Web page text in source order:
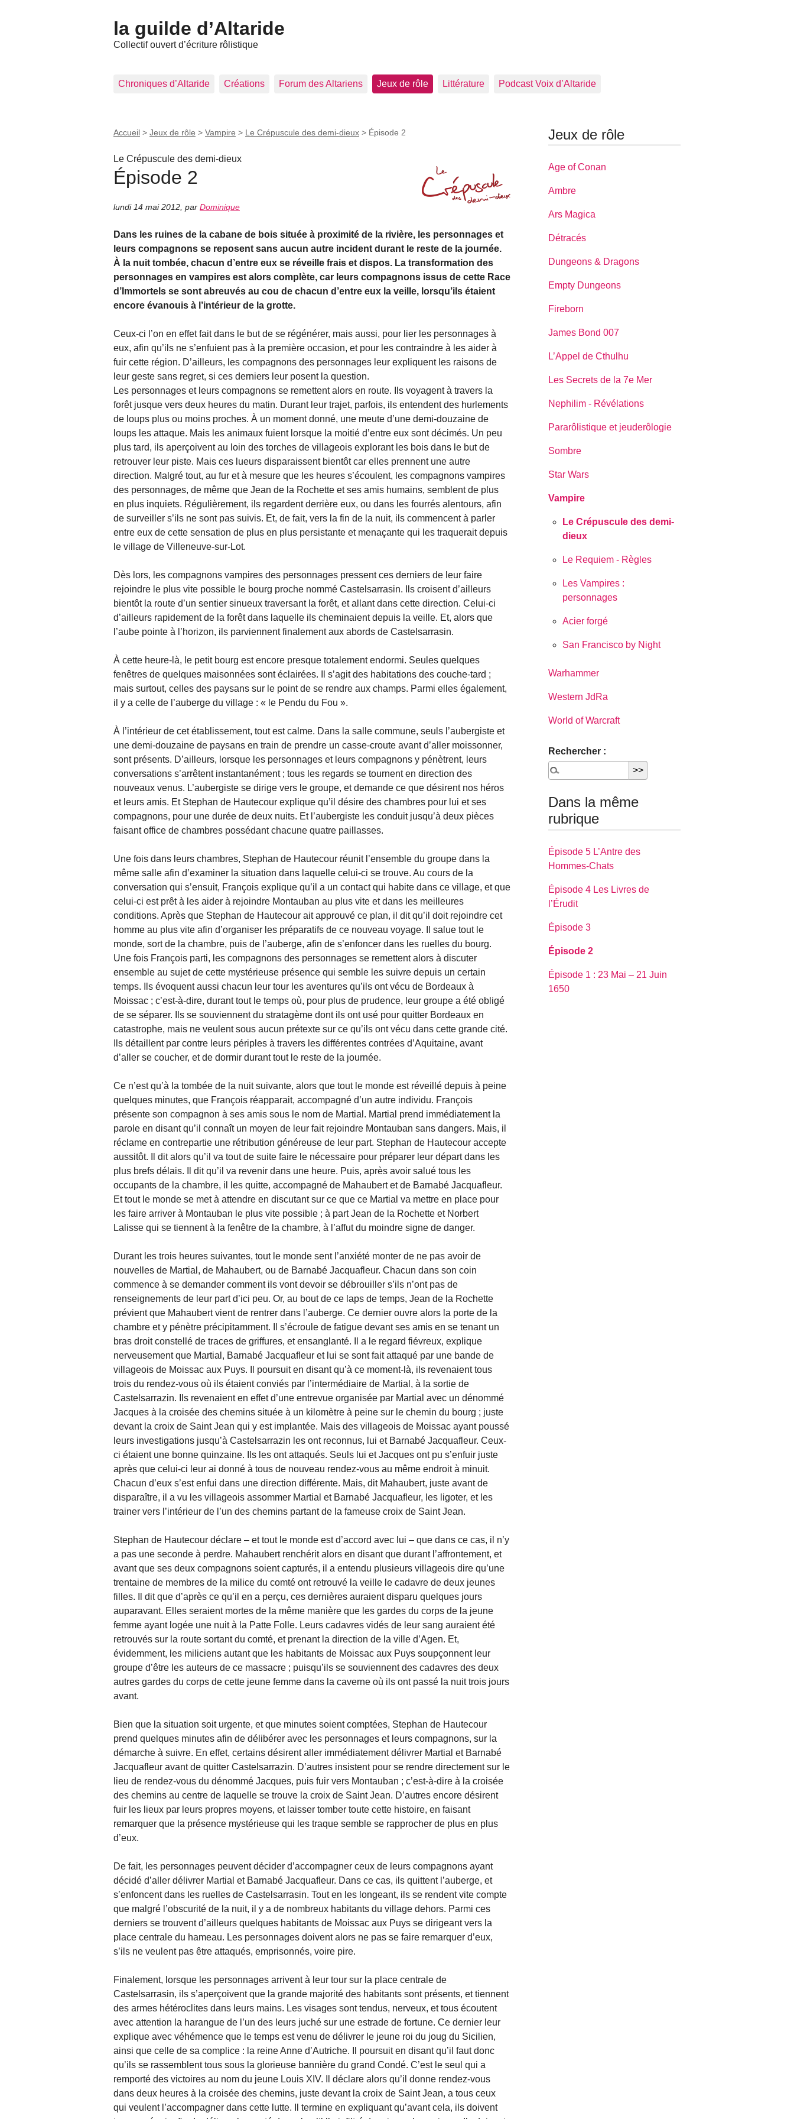
la guilde d’Altaride
Collectif ouvert d’écriture rôlistique
Chroniques d’Altaride Créations Forum des Altariens Jeux de rôle Littérature Podcast Voix d’Altaride
Accueil > Jeux de rôle > Vampire > Le Crépuscule des demi-dieux > Épisode 2
Le Crépuscule des demi-dieux
Épisode 2
lundi 14 mai 2012 par Dominique
Dans les ruines de la cabane de bois située à proximité de la rivière, les personnages et
leurs compagnons se reposent sans aucun autre incident durant le reste de la journée.
À la nuit tombée, chacun d’entre eux se réveille frais et dispos. La transformation des
personnages en vampires est alors complète, car leurs compagnons issus de cette Race
d’Immortels se sont abreuvés au cou de chacun d’entre eux la veille, lorsqu’ils étaient
encore évanouis à l’intérieur de la grotte.
Ceux-ci l’on en effet fait dans le but de se régénérer, mais aussi, pour lier les personnages à
eux, afin qu’ils ne s’enfuient pas à la première occasion, et pour les contraindre à les aider à
fuir cette région. D’ailleurs, les compagnons des personnages leur expliquent les raisons de
leur geste sans regret, si ces derniers leur posent la question.
Les personnages et leurs compagnons se remettent alors en route. Ils voyagent à travers la
forêt jusque vers deux heures du matin. Durant leur trajet, parfois, ils entendent des hurlements
de loups plus ou moins proches. À un moment donné, une meute d’une demi-douzaine de
loups les attaque. Mais les animaux fuient lorsque la moitié d’entre eux sont décimés. Un peu
plus tard, ils aperçoivent au loin des torches de villageois explorant les bois dans le but de
retrouver leur piste. Mais ces lueurs disparaissent bientôt car elles prennent une autre
direction. Malgré tout, au fur et à mesure que les heures s’écoulent, les compagnons vampires
des personnages, de même que Jean de la Rochette et ses amis humains, semblent de plus
en plus inquiets. Régulièrement, ils regardent derrière eux, ou dans les fourrés alentours, afin
de surveiller s’ils ne sont pas suivis. Et, de fait, vers la fin de la nuit, ils commencent à parler
entre eux de cette sensation de plus en plus persistante et menaçante qui les traquerait depuis
le village de Villeneuve-sur-Lot.
Dès lors, les compagnons vampires des personnages pressent ces derniers de leur faire
rejoindre le plus vite possible le bourg proche nommé Castelsarrasin. Ils croisent d’ailleurs
bientôt la route d’un sentier sinueux traversant la forêt, et allant dans cette direction. Celui-ci
d’ailleurs rapidement de la forêt dans laquelle ils cheminaient depuis la veille. Et, alors que
l’aube pointe à l’horizon, ils parviennent finalement aux abords de Castelsarrasin.
À cette heure-là, le petit bourg est encore presque totalement endormi. Seules quelques
fenêtres de quelques maisonnées sont éclairées. Il s’agit des habitations des couche-tard ;
mais surtout, celles des paysans sur le point de se rendre aux champs. Parmi elles également,
il y a celle de l’auberge du village : « le Pendu du Fou ».
À l’intérieur de cet établissement, tout est calme. Dans la salle commune, seuls l’aubergiste et
une demi-douzaine de paysans en train de prendre un casse-croute avant d’aller moissonner,
sont présents. D’ailleurs, lorsque les personnages et leurs compagnons y pénètrent, leurs
conversations s’arrêtent instantanément ; tous les regards se tournent en direction des
nouveaux venus. L’aubergiste se dirige vers le groupe, et demande ce que désirent nos héros
et leurs amis. Et Stephan de Hautecour explique qu’il désire des chambres pour lui et ses
compagnons, pour une durée de deux nuits. Et l’aubergiste les conduit jusqu’à deux pièces
faisant office de chambres possédant chacune quatre paillasses.
Une fois dans leurs chambres, Stephan de Hautecour réunit l’ensemble du groupe dans la
même salle afin d’examiner la situation dans laquelle celui-ci se trouve. Au cours de la
conversation qui s’ensuit, François explique qu’il a un contact qui habite dans ce village, et que
celui-ci est prêt à les aider à rejoindre Montauban au plus vite et dans les meilleures
conditions. Après que Stephan de Hautecour ait approuvé ce plan, il dit qu’il doit rejoindre cet
homme au plus vite afin d’organiser les préparatifs de ce nouveau voyage. Il salue tout le
monde, sort de la chambre, puis de l’auberge, afin de s’enfoncer dans les ruelles du bourg.
Une fois François parti, les compagnons des personnages se remettent alors à discuter
ensemble au sujet de cette mystérieuse présence qui semble les suivre depuis un certain
temps. Ils évoquent aussi chacun leur tour les aventures qu’ils ont vécu de Bordeaux à
Moissac ; c’est-à-dire, durant tout le temps où, pour plus de prudence, leur groupe a été obligé
de se séparer. Ils se souviennent du stratagème dont ils ont usé pour quitter Bordeaux en
catastrophe, mais ne veulent sous aucun prétexte sur ce qu’ils ont vécu dans cette grande cité.
Ils détaillent par contre leurs périples à travers les différentes contrées d’Aquitaine, avant
d’aller se coucher, et de dormir durant tout le reste de la journée.
Ce n’est qu’à la tombée de la nuit suivante, alors que tout le monde est réveillé depuis à peine
quelques minutes, que François réapparait, accompagné d’un autre individu. François
présente son compagnon à ses amis sous le nom de Martial. Martial prend immédiatement la
parole en disant qu’il connaît un moyen de leur fait rejoindre Montauban sans dangers. Mais, il
réclame en contrepartie une rétribution généreuse de leur part. Stephan de Hautecour accepte
aussitôt. Il dit alors qu’il va tout de suite faire le nécessaire pour préparer leur départ dans les
plus brefs délais. Il dit qu’il va revenir dans une heure. Puis, après avoir salué tous les
occupants de la chambre, il les quitte, accompagné de Mahaubert et de Barnabé Jacquafleur.
Et tout le monde se met à attendre en discutant sur ce que ce Martial va mettre en place pour
les faire arriver à Montauban le plus vite possible ; à part Jean de la Rochette et Norbert
Lalisse qui se tiennent à la fenêtre de la chambre, à l’affut du moindre signe de danger.
Durant les trois heures suivantes, tout le monde sent l’anxiété monter de ne pas avoir de
nouvelles de Martial, de Mahaubert, ou de Barnabé Jacquafleur. Chacun dans son coin
commence à se demander comment ils vont devoir se débrouiller s’ils n’ont pas de
renseignements de leur part d’ici peu. Or, au bout de ce laps de temps, Jean de la Rochette
prévient que Mahaubert vient de rentrer dans l’auberge. Ce dernier ouvre alors la porte de la
chambre et y pénètre précipitamment. Il s’écroule de fatigue devant ses amis en se tenant un
bras droit constellé de traces de griffures, et ensanglanté. Il a le regard fiévreux, explique
nerveusement que Martial, Barnabé Jacquafleur et lui se sont fait attaqué par une bande de
villageois de Moissac aux Puys. Il poursuit en disant qu’à ce moment-là, ils revenaient tous
trois du rendez-vous où ils étaient conviés par l’intermédiaire de Martial, à la sortie de
Castelsarrazin. Ils revenaient en effet d’une entrevue organisée par Martial avec un dénommé
Jacques à la croisée des chemins située à un kilomètre à peine sur le chemin du bourg ; juste
devant la croix de Saint Jean qui y est implantée. Mais des villageois de Moissac ayant poussé
leurs investigations jusqu’à Castelsarrazin les ont reconnus, lui et Barnabé Jacquafleur. Ceux-
ci étaient une bonne quinzaine. Ils les ont attaqués. Seuls lui et Jacques ont pu s’enfuir juste
après que celui-ci leur ai donné à tous de nouveau rendez-vous au même endroit à minuit.
Chacun d’eux s’est enfui dans une direction différente. Mais, dit Mahaubert, juste avant de
disparaître, il a vu les villageois assommer Martial et Barnabé Jacquafleur, les ligoter, et les
trainer vers l’intérieur de l’un des chemins partant de la fameuse croix de Saint Jean.
Stephan de Hautecour déclare – et tout le monde est d’accord avec lui – que dans ce cas, il n’y
a pas une seconde à perdre. Mahaubert renchérit alors en disant que durant l’affrontement, et
avant que ses deux compagnons soient capturés, il a entendu plusieurs villageois dire qu’une
trentaine de membres de la milice du comté ont retrouvé la veille le cadavre de deux jeunes
filles. Il dit que d’après ce qu’il en a perçu, ces dernières auraient disparu quelques jours
auparavant. Elles seraient mortes de la même manière que les gardes du corps de la jeune
femme ayant logée une nuit à la Patte Folle. Leurs cadavres vidés de leur sang auraient été
retrouvés sur la route sortant du comté, et prenant la direction de la ville d’Agen. Et,
évidemment, les miliciens autant que les habitants de Moissac aux Puys soupçonnent leur
groupe d’être les auteurs de ce massacre ; puisqu’ils se souviennent des cadavres des deux
autres gardes du corps de cette jeune femme dans la caverne où ils ont passé la nuit trois jours
avant.
Bien que la situation soit urgente, et que minutes soient comptées, Stephan de Hautecour
prend quelques minutes afin de délibérer avec les personnages et leurs compagnons, sur la
démarche à suivre. En effet, certains désirent aller immédiatement délivrer Martial et Barnabé
Jacquafleur avant de quitter Castelsarrazin. D’autres insistent pour se rendre directement sur le
lieu de rendez-vous du dénommé Jacques, puis fuir vers Montauban ; c’est-à-dire à la croisée
des chemins au centre de laquelle se trouve la croix de Saint Jean. D’autres encore désirent
fuir les lieux par leurs propres moyens, et laisser tomber toute cette histoire, en faisant
remarquer que la présence mystérieuse qui les traque semble se rapprocher de plus en plus
d’eux.
De fait, les personnages peuvent décider d’accompagner ceux de leurs compagnons ayant
décidé d’aller délivrer Martial et Barnabé Jacquafleur. Dans ce cas, ils quittent l’auberge, et
s’enfoncent dans les ruelles de Castelsarrasin. Tout en les longeant, ils se rendent vite compte
que malgré l’obscurité de la nuit, il y a de nombreux habitants du village dehors. Parmi ces
derniers se trouvent d’ailleurs quelques habitants de Moissac aux Puys se dirigeant vers la
place centrale du hameau. Les personnages doivent alors ne pas se faire remarquer d’eux,
s’ils ne veulent pas être attaqués, emprisonnés, voire pire.
Finalement, lorsque les personnages arrivent à leur tour sur la place centrale de
Castelsarrasin, ils s’aperçoivent que la grande majorité des habitants sont présents, et tiennent
des armes hétéroclites dans leurs mains. Les visages sont tendus, nerveux, et tous écoutent
avec attention la harangue de l’un des leurs juché sur une estrade de fortune. Ce dernier leur
explique avec véhémence que le temps est venu de délivrer le jeune roi du joug du Sicilien,
ainsi que celle de sa complice : la reine Anne d’Autriche. Il poursuit en disant qu’il faut donc
qu’ils se rassemblent tous sous la glorieuse bannière du grand Condé. C’est le seul qui a
remporté des victoires au nom du jeune Louis XIV. Il déclare alors qu’il donne rendez-vous
dans deux heures à la croisée des chemins, juste devant la croix de Saint Jean, a tous ceux
qui veulent l’accompagner dans cette lutte. Il termine en expliquant qu’avant cela, ils doivent
Jeux de rôle
Age of Conan
Ambre
Ars Magica
Détracés
Dungeons & Dragons
Empty Dungeons
Fireborn
James Bond 007
L’Appel de Cthulhu
Les Secrets de la 7e Mer
Nephilim - Révélations
Pararôlistique et jeuderôlogie
Sombre
Star Wars
Vampire
Le Crépuscule des demi-
dieux
Le Requiem - Règles
Les Vampires :
personnages
Acier forgé
San Francisco by Night
Warhammer
Western JdRa
World of Warcraft
Rechercher :
Dans la même
rubrique
Épisode 5 L’Antre des
Hommes-Chats
Épisode 4 Les Livres de
l’Érudit
Épisode 3
Épisode 2
Épisode 1 : 23 Mai – 21 Juin
1650